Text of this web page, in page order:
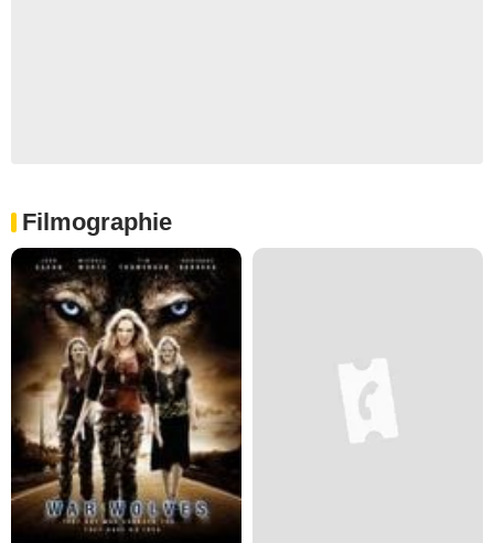
Filmographie